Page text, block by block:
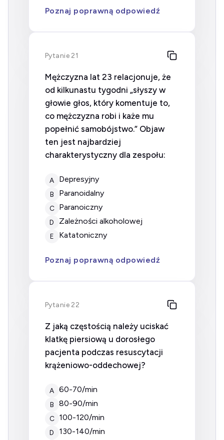
Poznaj poprawną odpowiedź
Pytanie 21
Mężczyzna lat 23 relacjonuje, że
od kilkunastu tygodni „słyszy w
głowie głos, który komentuje to,
co mężczyzna robi i każe mu
popełnić samobójstwo.” Objaw
ten jest najbardziej
charakterystyczny dla zespołu:
A Depresyjny
B Paranoidalny
C Paranoiczny
D Zależności alkoholowej
E Katatoniczny
Poznaj poprawną odpowiedź
Pytanie 22
Z jaką częstością należy uciskać
klatkę piersiową u dorosłego
pacjenta podczas resuscytacji
krążeniowo-oddechowej?
A 60-70/min
B 80-90/min
C 100-120/min
D 130-140/min